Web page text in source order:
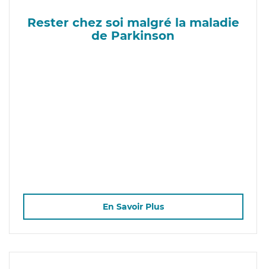
Rester chez soi malgré la maladie
de Parkinson
En Savoir Plus